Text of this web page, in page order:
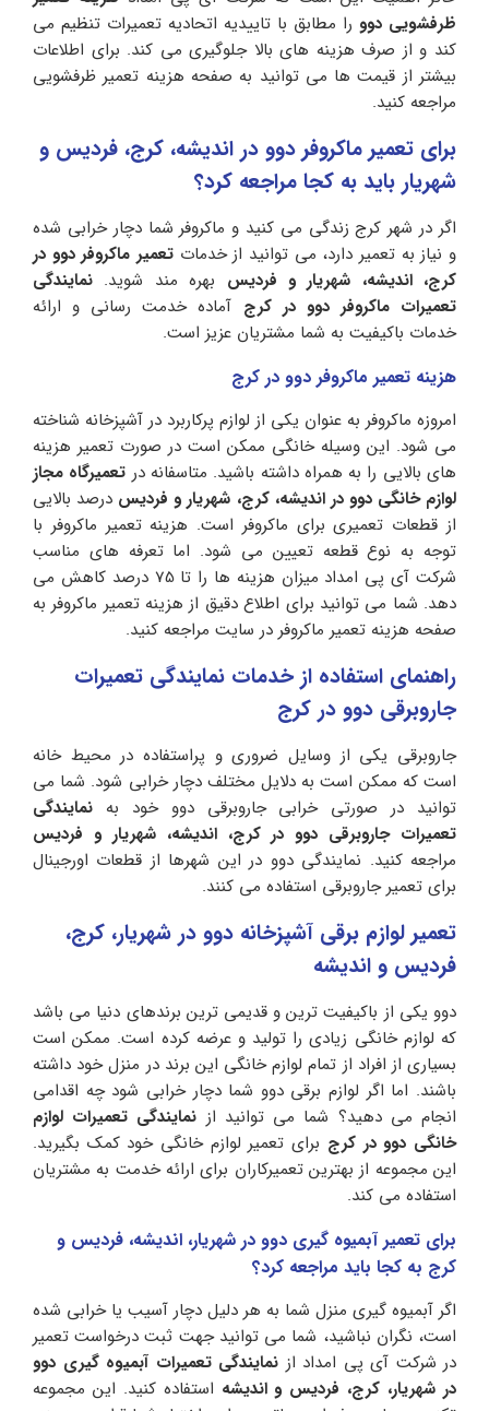
ظرفشویی دوو را مطابق با تاییدیه اتحادیه تعمیرات تنظیم می
کند و از صرف هزینه های بالا جلوگیری می کند. برای اطلاعات
بیشتر از قیمت ها می توانید به صفحه هزینه تعمیر ظرفشویی
مراجعه کنید.
برای تعمیر ماکروفر دوو در اندیشه، کرج، فردیس و
شهریار باید به کجا مراجعه کرد؟
اگر در شهر کرج زندگی می کنید و ماکروفر شما دچار خرابی شده
و نیاز به تعمیر دارد، می توانید از خدمات تعمیر ماکروفر دوو در
کرج، اندیشه، شهریار و فردیس بهره مند شوید. نمایندگی
تعمیرات ماکروفر دوو در کرج آماده خدمت رسانی و ارائه
خدمات باکیفیت به شما مشتریان عزیز است.
هزینه تعمیر ماکروفر دوو در کرج
امروزه ماکروفر به عنوان یکی از لوازم پرکاربرد در آشپزخانه شناخته
می شود. این وسیله خانگی ممکن است در صورت تعمیر هزینه
های بالایی را به همراه داشته باشید. متاسفانه در تعمیرگاه مجاز
لوازم خانگی دوو در اندیشه، کرج، شهریار و فردیس درصد بالایی
از قطعات تعمیری برای ماکروفر است. هزینه تعمیر ماکروفر با
توجه به نوع قطعه تعیین می شود. اما تعرفه های مناسب
شرکت آی پی امداد میزان هزینه ها را تا 75 درصد کاهش می
دهد. شما می توانید برای اطلاع دقیق از هزینه تعمیر ماکروفر به
صفحه هزینه تعمیر ماکروفر در سایت مراجعه کنید.
راهنمای استفاده از خدمات نمایندگی تعمیرات
جاروبرقی دوو در کرج
جاروبرقی یکی از وسایل ضروری و پراستفاده در محیط خانه
است که ممکن است به دلایل مختلف دچار خرابی شود. شما می
توانید در صورتی خرابی جاروبرقی دوو خود به نمایندگی
تعمیرات جاروبرقی دوو در کرج، اندیشه، شهریار و فردیس
مراجعه کنید. نمایندگی دوو در این شهرها از قطعات اورجینال
برای تعمیر جاروبرقی استفاده می کنند.
تعمیر لوازم برقی آشپزخانه دوو در شهریار، کرج،
فردیس و اندیشه
دوو یکی از باکیفیت ترین و قدیمی ترین برندهای دنیا می باشد
که لوازم خانگی زیادی را تولید و عرضه کرده است. ممکن است
بسیاری از افراد از تمام لوازم خانگی این برند در منزل خود داشته
باشند. اما اگر لوازم برقی دوو شما دچار خرابی شود چه اقدامی
انجام می دهید؟ شما می توانید از نمایندگی تعمیرات لوازم
خانگی دوو در کرج برای تعمیر لوازم خانگی خود کمک بگیرید.
این مجموعه از بهترین تعمیرکاران برای ارائه خدمت به مشتریان
استفاده می کند.
برای تعمیر آبمیوه گیری دوو در شهریار، اندیشه، فردیس و
کرج به کجا باید مراجعه کرد؟
اگر آبمیوه گیری منزل شما به هر دلیل دچار آسیب یا خرابی شده
است، نگران نباشید، شما می توانید جهت ثبت درخواست تعمیر
در شرکت آی پی امداد از نمایندگی تعمیرات آبمیوه گیری دوو
در شهریار، کرج، فردیس و اندیشه استفاده کنید. این مجموعه